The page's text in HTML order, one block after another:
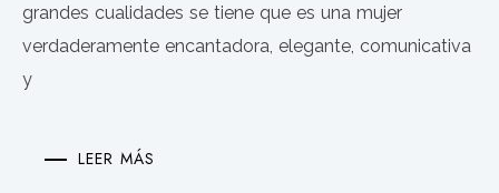
grandes cualidades se tiene que es una mujer
verdaderamente encantadora, elegante, comunicativa
y
LEER MÁS